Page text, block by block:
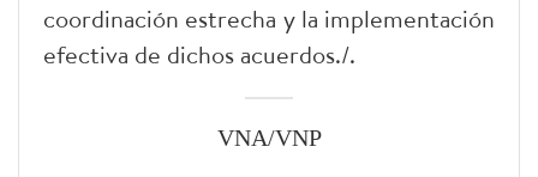
coordinación estrecha y la implementación
efectiva de dichos acuerdos./.
VNA/VNP